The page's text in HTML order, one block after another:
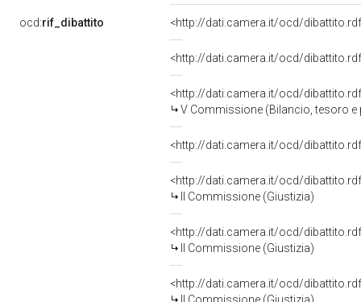
ocd:rif_dibattito <http://dati.camera.it/ocd/
<http://dati.camera.it/ocd/
<http://dati.camera.it/ocd/
V Commissione (Bilancio, tesoro
<http://dati.camera.it/ocd/
<http://dati.camera.it/ocd/
II Commissione (Giustizia)
<http://dati.camera.it/ocd/
II Commissione (Giustizia)
<http://dati.camera.it/ocd/